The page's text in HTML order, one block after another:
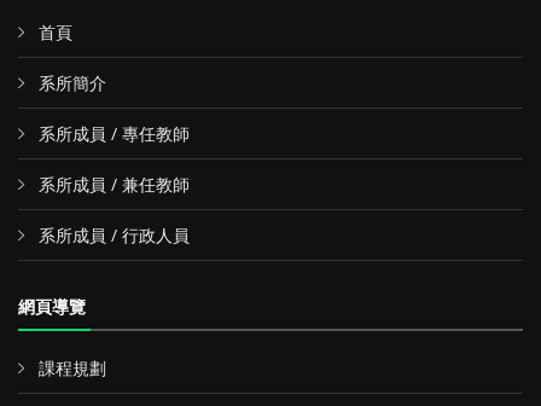
首頁
系所簡介
系所成員 / 專任教師
系所成員 / 兼任教師
系所成員 / 行政人員
網頁導覽
課程規劃